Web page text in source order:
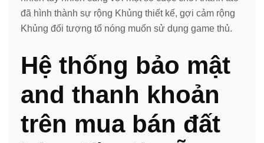
đã hình thành sự rộng Khủng thiết kế, gợi cảm rộng
Khủng đối tượng tổ nóng muốn sử dụng game thủ.
Hệ thống bảo mật
and thanh khoản
trên mua bán đất